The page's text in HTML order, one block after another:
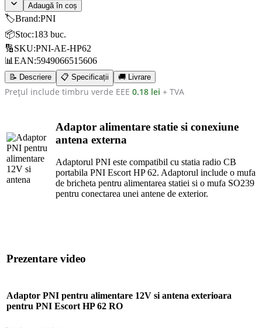
Adaugă în coș
🏷️Brand:PNI
📦Stoc:183 buc.
🔢SKU:PNI-AE-HP62
📊 EAN:5949066515606
📝 Descriere 📋 Specificații 🚚 Livrare
Prețul include timbru verde EEE 0.18 lei + TVA
Adaptor alimentare statie si conexiune
antena externa
Adaptorul PNI este compatibil cu statia radio CB
portabila PNI Escort HP 62. Adaptorul include o mufa
de bricheta pentru alimentarea statiei si o mufa SO239
pentru conectarea unei antene de exterior.
Prezentare video
Adaptor PNI pentru alimentare 12V si antena exterioara
pentru PNI Escort HP 62 RO